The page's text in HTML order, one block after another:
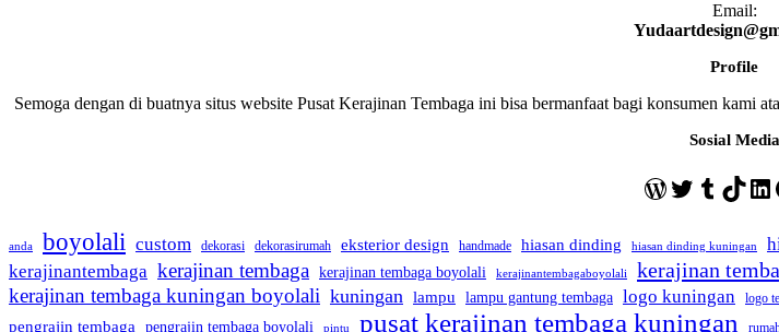
Email:
Profile
Semoga dengan di buatnya situs website Pusat Kerajinan Tembaga ini bisa bermanfaat bagi konsumen
Sosial Media
WordPress
Twitter
Tumblr
anda boyolali custom dekorasi dekorasirumah eksterior design handmade hiasan dinding hiasan dinding kuningan
kerajinantembaga kerajinan tembaga kerajinan tembaga boyolali kerajinantembagaboyolali kerajinan
kerajinan tembaga kuningan boyolali kuningan lampu lampu gantung tembaga logo kuningan logo
pengrajin tembaga pengrajin tembaga boyolali pintu pusat kerajinan tembaga kuningan